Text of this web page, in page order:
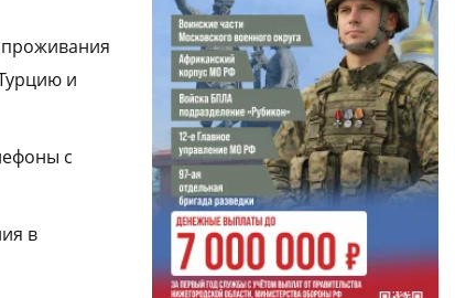
проживания
и
с
в
Ленина в Дзержинске
10:23
В Нижнем Новгороде убирают деревья,
упавшие после урагана
10:02